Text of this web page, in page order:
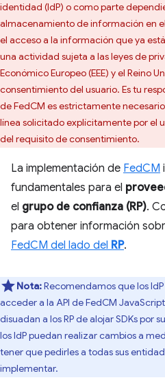
identidad (IdP) o como parte
almacenamiento de información en
el acceso a la información que ya
una actividad sujeta a las leyes de
Económico Europeo (EEE) y el Reino
consentimiento del usuario. Es tu
de FedCM es estrictamente
línea solicitado explícitamente por el
del requisito de consentimiento.
La implementación de FedCM
fundamentales para el
el grupo de confianza (RP).
para obtener información
FedCM del lado del RP.
Nota:Recomendamos que los
acceder a la API de FedCM
disuadan a los RP de alojar SDKs por
los IdP puedan realizar cambios a
tener que pedirles a todas sus
implementar.